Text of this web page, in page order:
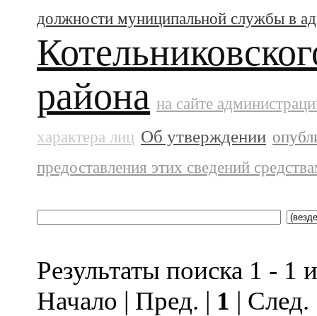
должности муниципальной службы в
района на сайте
характера лиц Об утверждении
предоставления этих сведений
Результаты поиска 1 - 1
Начало | Пред. | 1 |